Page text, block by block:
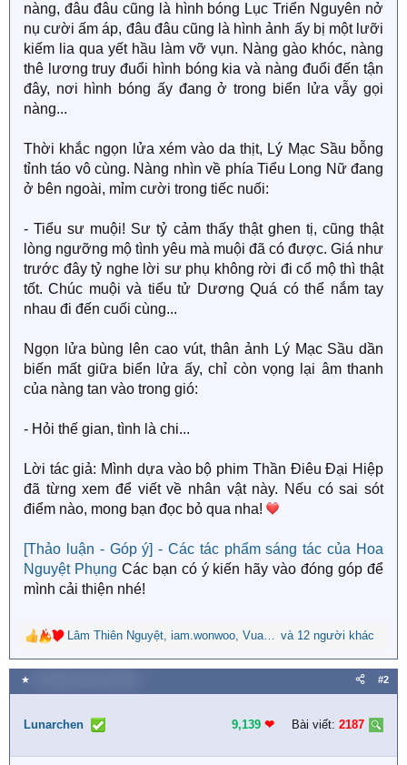
nàng, đâu đâu cũng là hình bóng Lục Triển Nguyên nở
nụ cười ấm áp, đâu đâu cũng là hình ảnh ấy bị một lưỡi
kiếm lia qua yết hầu làm vỡ vụn. Nàng gào khóc, nàng
thê lương truy đuổi hình bóng kia và nàng đuổi đến tận
đây, nơi hình bóng ấy đang ở trong biển lửa vẫy gọi
nàng...
Thời khắc ngọn lửa xém vào da thịt, Lý Mạc Sầu bỗng
tỉnh táo vô cùng. Nàng nhìn về phía Tiểu Long Nữ đang
ở bên ngoài, mỉm cười trong tiếc nuối:
- Tiểu sư muội! Sư tỷ cảm thấy thật ghen tị, cũng thật
lòng ngưỡng mộ tình yêu mà muội đã có được. Giá như
trước đây tỷ nghe lời sư phụ không rời đi cổ mộ thì thật
tốt. Chúc muội và tiểu tử Dương Quá có thể nắm tay
nhau đi đến cuối cùng...
Ngọn lửa bùng lên cao vút, thân ảnh Lý Mạc Sầu dần
biến mất giữa biển lửa ấy, chỉ còn vọng lại âm thanh
của nàng tan vào trong gió:
- Hỏi thế gian, tình là chi...
Lời tác giả: Mình dựa vào bộ phim Thần Điêu Đại Hiệp
đã từng xem để viết về nhân vật này. Nếu có sai sót
điểm nào, mong bạn đọc bỏ qua nha!
[Thảo luận - Góp ý] - Các tác phẩm sáng tác của Hoa
Nguyệt Phụng Các bạn có ý kiến hãy vào đóng góp để
mình cải thiện nhé!
R
e
a
c
i
n
Lâm Thiên Nguyệt, iam.wonwoo, Vua Biển và 12 người khác
★ #2
Lunarchen 9,139 ❤︎ Bài viết: 2187